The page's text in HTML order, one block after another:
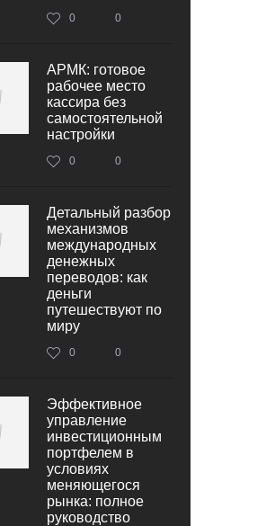
0 0
АРМК: готовое
рабочее место
кассира без
самостоятельной
настройки
0 0
Детальный разбор
механизмов
международных
денежных
переводов: как
деньги
путешествуют по
миру
0 0
Эффективное
управление
инвестиционным
портфелем в
условиях
меняющегося
рынка: полное
руководство